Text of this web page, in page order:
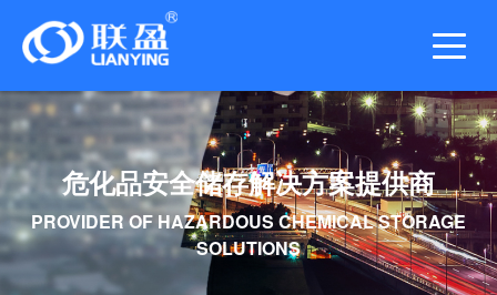
危化品安全储存解决方案提供商
PROVIDER OF HAZARDOUS CHEMICAL STORAGE
SOLUTIONS